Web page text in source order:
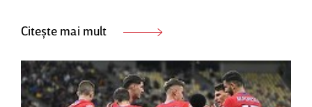
Citește mai mult